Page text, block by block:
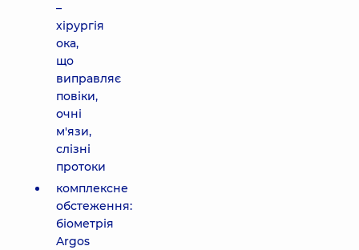
–
хірургія
ока,
що
виправляє
повіки,
очні
м'язи,
слізні
протоки
комплексне
обстеження:
біометрія
Argos